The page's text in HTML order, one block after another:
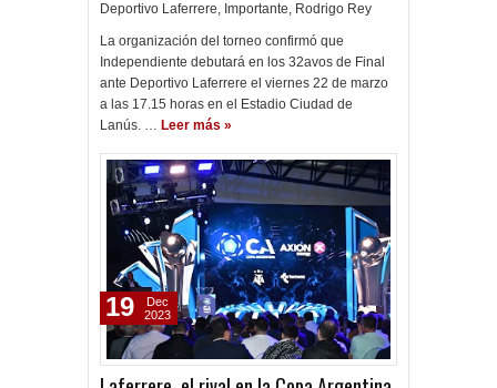
Deportivo Laferrere, Importante, Rodrigo Rey
La organización del torneo confirmó que
Independiente debutará en los 32avos de Final
ante Deportivo Laferrere el viernes 22 de marzo
a las 17.15 horas en el Estadio Ciudad de
Lanús. … Leer más »
19
Dec
2023